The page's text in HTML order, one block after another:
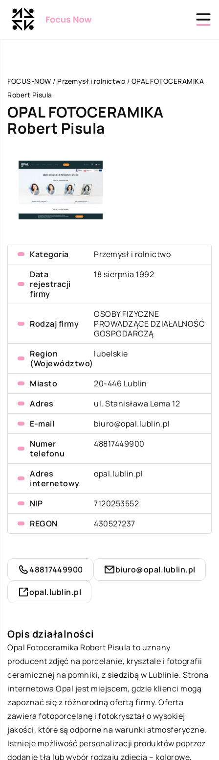
FOCUS-NOW / Przemysł i rolnictwo / OPAL FOTOCERAMIKA
Robert Pisula
OPAL FOTOCERAMIKA
Robert Pisula
Kategoria
Przemysł i rolnictwo
Data
rejestracji
firmy
18 sierpnia 1992
Rodzaj firmy
OSOBY FIZYCZNE
PROWADZĄCE DZIAŁALNOŚĆ
GOSPODARCZĄ
Region
(Województwo)
lubelskie
Miasto
20-446 Lublin
Adres
ul. Stanisława Lema 12
E-mail
biuro@opal.lublin.pl
Numer
telefonu
48817449900
Adres
internetowy
opal.lublin.pl
NIP
7120253552
REGON
430527237
48817449900 biuro@opal.lublin.pl
opal.lublin.pl
Opis działalności
Opal Fotoceramika Robert Pisula to uznany
producent zdjęć na porcelanie, krysztale i fotografii
ceramicznej na pomniki, z siedzibą w Lublinie. Strona
internetowa Opal jest miejscem, gdzie klienci mogą
zapoznać się z różnorodną ofertą firmy. Oferta
zawiera fotoporcelanę i fotokryształ o wysokiej
jakości, które są odporne na warunki atmosferyczne.
Istnieje możliwość personalizacji produktów poprzez
dodanie tła lub wybór rodzaju zdjęcia – kolorowe,